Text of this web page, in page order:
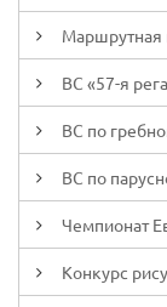
Маршрутная
ВС «57-я
ВС по
ВС по
Чемпионат
Конкурс